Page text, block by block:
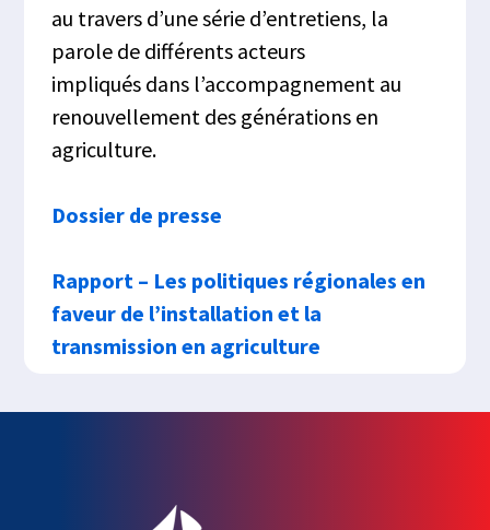
au travers d’une série d’entretiens, la
parole de différents acteurs
impliqués dans l’accompagnement au
renouvellement des générations en
agriculture.
Dossier de presse
Rapport – Les politiques régionales en
faveur de l’installation et la
transmission en agriculture